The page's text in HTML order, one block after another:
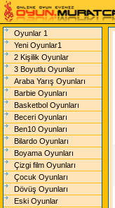
Oyunlar 1
Yeni Oyunlar1
2 Kişilik Oyunlar
3 Boyutlu Oyunlar
Araba Yarış Oyunları
Barbie Oyunları
Basketbol Oyunları
Beceri Oyunları
Ben10 Oyunları
Bilardo Oyunları
Boyama Oyunları
Çizgi film Oyunları
Çocuk Oyunları
Dövüş Oyunları
Eski Oyunlar